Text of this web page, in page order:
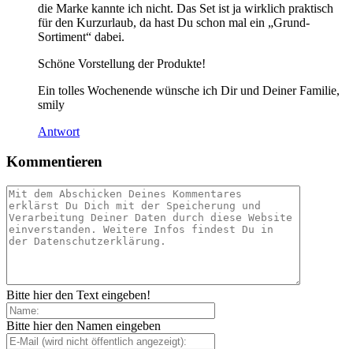
die Marke kannte ich nicht. Das Set ist ja wirklich praktisch
für den Kurzurlaub, da hast Du schon mal ein „Grund-
Sortiment“ dabei.
Schöne Vorstellung der Produkte!
Ein tolles Wochenende wünsche ich Dir und Deiner Familie,
smily
Antwort
Kommentieren
Bitte hier den Text eingeben!
Bitte hier den Namen eingeben